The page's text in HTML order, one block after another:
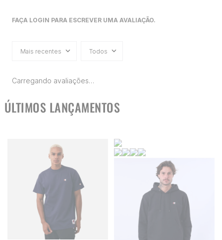
FAÇA LOGIN PARA ESCREVER UMA AVALIAÇÃO.
Mais recentes Todos
Carregando avaliações…
ÚLTIMOS LANÇAMENTOS